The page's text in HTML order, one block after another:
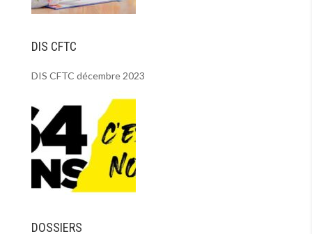
DIS CFTC
DIS CFTC décembre 2023
DOSSIERS